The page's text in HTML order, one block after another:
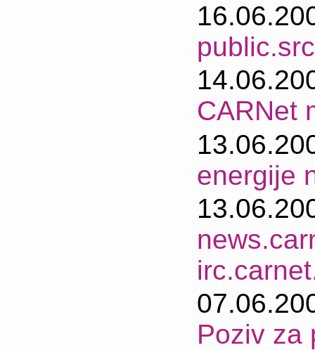
CARNet
energije
Poziv za